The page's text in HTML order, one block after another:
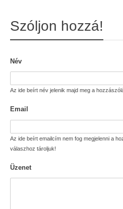
Szóljon hozzá!
Név
Az ide beírt név jelenik majd meg a
Email
Az ide beírt emailcím nem fog megjelenni a
válaszhoz tároljuk!
Üzenet